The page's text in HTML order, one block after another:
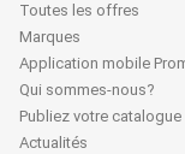
Toutes les offres
Marques
Application mobile
Qui sommes-nous?
Publiez votre catalogue
Actualités